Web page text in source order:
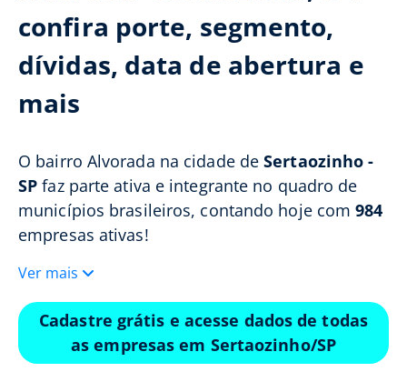
confira porte, segmento,
dívidas, data de abertura e
mais
O bairro Alvorada na cidade deSertaozinho -
SP faz parte ativa e integrante no quadro de
municípios brasileiros, contando hoje com984
empresas ativas!
Ver mais
Cadastre grátis e acesse dados de todas
as empresas em Sertaozinho/SP